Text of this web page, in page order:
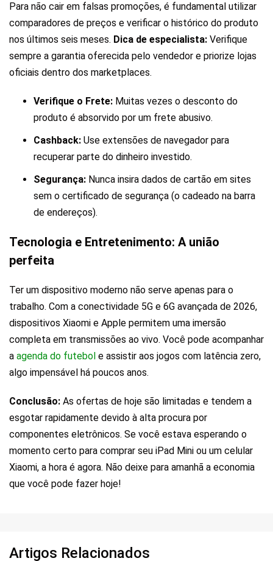
Para não cair em falsas promoções, é fundamental utilizar
comparadores de preços e verificar o histórico do produto
nos últimos seis meses. Dica de especialista: Verifique
sempre a garantia oferecida pelo vendedor e priorize lojas
oficiais dentro dos marketplaces.
Verifique o Frete: Muitas vezes o desconto do
produto é absorvido por um frete abusivo.
Cashback: Use extensões de navegador para
recuperar parte do dinheiro investido.
Segurança: Nunca insira dados de cartão em sites
sem o certificado de segurança (o cadeado na barra
de endereços).
Tecnologia e Entretenimento: A união
perfeita
Ter um dispositivo moderno não serve apenas para o
trabalho. Com a conectividade 5G e 6G avançada de 2026,
dispositivos Xiaomi e Apple permitem uma imersão
completa em transmissões ao vivo. Você pode acompanhar
a agenda do futebol e assistir aos jogos com latência zero,
algo impensável há poucos anos.
Conclusão: As ofertas de hoje são limitadas e tendem a
esgotar rapidamente devido à alta procura por
componentes eletrônicos. Se você estava esperando o
momento certo para comprar seu iPad Mini ou um celular
Xiaomi, a hora é agora. Não deixe para amanhã a economia
que você pode fazer hoje!
Artigos Relacionados